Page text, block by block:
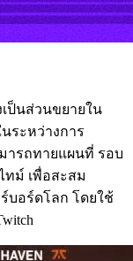
เป็นส่วนขยายใน
ระหว่างการ
ารถทายแผนที่ รอบ
ทม์ เพื่อสะสม
บอร์ดโลก โดยใช้